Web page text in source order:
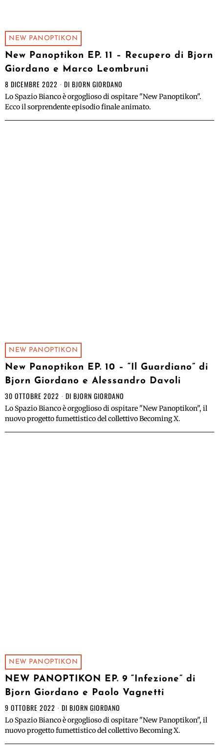
NEW PANOPTIKON
New Panoptikon EP. 11 – Recupero di Bjorn
Giordano e Marco Leombruni
8 DICEMBRE 2022 DI BJORN GIORDANO
Lo Spazio Bianco è orgoglioso di ospitare "New Panoptikon".
Ecco il sorprendente episodio finale animato.
NEW PANOPTIKON
New Panoptikon EP. 10 – “Il Guardiano” di
Bjorn Giordano e Alessandro Davoli
30 OTTOBRE 2022 DI BJORN GIORDANO
Lo Spazio Bianco è orgoglioso di ospitare "New Panoptikon", il
nuovo progetto fumettistico del collettivo Becoming X.
NEW PANOPTIKON
NEW PANOPTIKON EP. 9 “Infezione” di
Bjorn Giordano e Paolo Vagnetti
9 OTTOBRE 2022 DI BJORN GIORDANO
Lo Spazio Bianco è orgoglioso di ospitare "New Panoptikon", il
nuovo progetto fumettistico del collettivo Becoming X.